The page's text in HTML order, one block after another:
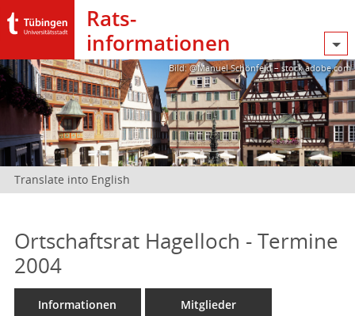
Rats­
informationen
Bild: @Manuel Schönfeld – stock.adobe.com
Translate into English
Ortschaftsrat Hagelloch - Termine
2004
Informationen Mitglieder